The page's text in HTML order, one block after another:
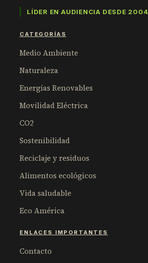
LÍDER EN AUDIENCIA DESDE 2004
CATEGORÍAS
Medio Ambiente
Naturaleza
Energías Renovables
Movilidad Eléctrica
CO2
Sostenibilidad
Reciclaje y residuos
Alimentos ecológicos
Vida saludable
Eco América
ENLACES IMPORTANTES
Contacto